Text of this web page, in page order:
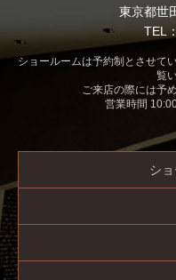
東京都世
TEL
ショールームは予約制とさせて
覧
ご来店の際には予
営業時間
シ